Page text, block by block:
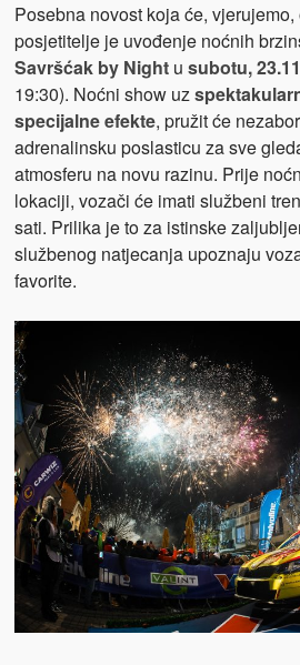
Posebna novost koja će,
posjetitelje je uvođenje noćnih
Savršćak by Nightu subotu,
19:30). Noćni show uz
specijalne efekte, pružit će
adrenalinsku poslasticu za sve
atmosferu na novu razinu. Prije
lokaciji, vozači će imati službeni
sati. Prilika je to za istinske
službenog natjecanja upoznaju
favorite.